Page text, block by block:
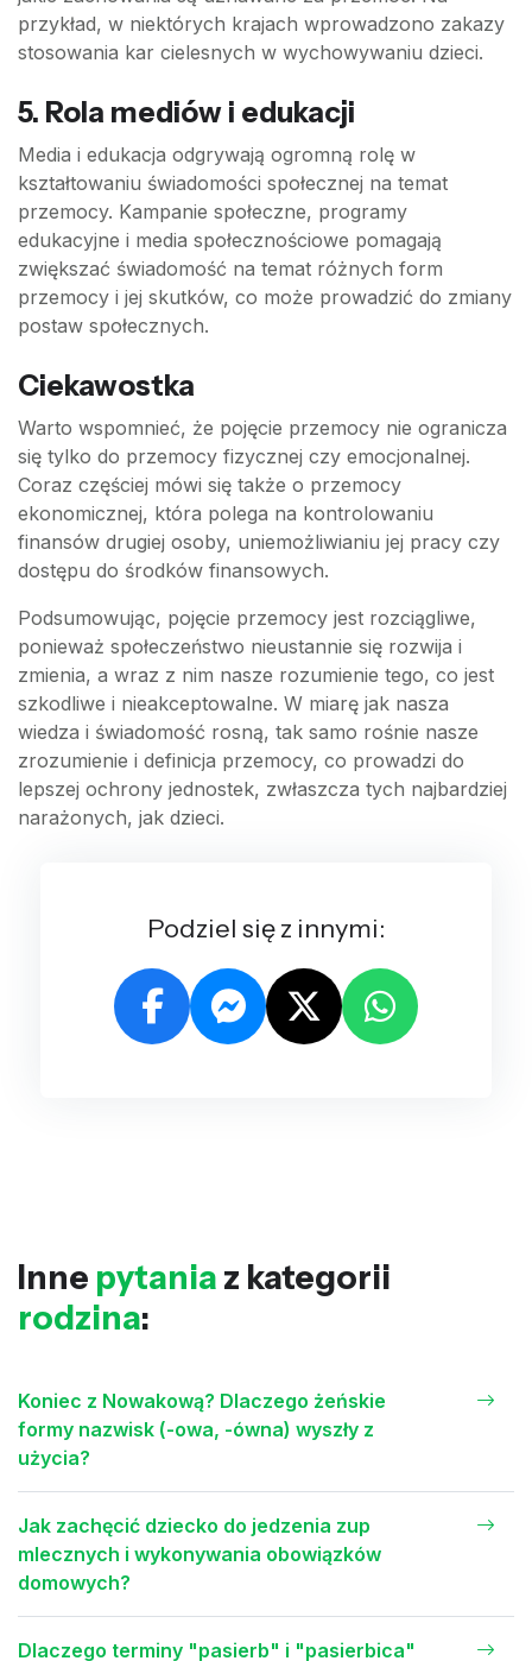
przykład, w niektórych krajach wprowadzono zakazy
stosowania kar cielesnych w wychowywaniu dzieci.
5. Rola mediów i edukacji
Media i edukacja odgrywają ogromną rolę w
kształtowaniu świadomości społecznej na temat
przemocy. Kampanie społeczne, programy
edukacyjne i media społecznościowe pomagają
zwiększać świadomość na temat różnych form
przemocy i jej skutków, co może prowadzić do zmiany
postaw społecznych.
Ciekawostka
Warto wspomnieć, że pojęcie przemocy nie ogranicza
się tylko do przemocy fizycznej czy emocjonalnej.
Coraz częściej mówi się także o przemocy
ekonomicznej, która polega na kontrolowaniu
finansów drugiej osoby, uniemożliwianiu jej pracy czy
dostępu do środków finansowych.
Podsumowując, pojęcie przemocy jest rozciągliwe,
ponieważ społeczeństwo nieustannie się rozwija i
zmienia, a wraz z nim nasze rozumienie tego, co jest
szkodliwe i nieakceptowalne. W miarę jak nasza
wiedza i świadomość rosną, tak samo rośnie nasze
zrozumienie i definicja przemocy, co prowadzi do
lepszej ochrony jednostek, zwłaszcza tych najbardziej
narażonych, jak dzieci.
Podziel się z innymi:
Inne pytania z kategorii
rodzina:
Koniec z Nowakową? Dlaczego żeńskie
formy nazwisk (-owa, -ówna) wyszły z
użycia?
Jak zachęcić dziecko do jedzenia zup
mlecznych i wykonywania obowiązków
domowych?
Dlaczego terminy "pasierb" i "pasierbica"